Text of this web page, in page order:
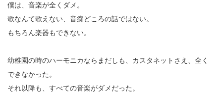
僕は、音楽が全くダメ。
歌なんて歌えない、音痴どころの話ではない。
もちろん楽器もできない。
幼稚園の時のハーモニカならまだしも、カスタネットさえ、全く
できなかった。
それ以降も、すべての音楽がダメだった。